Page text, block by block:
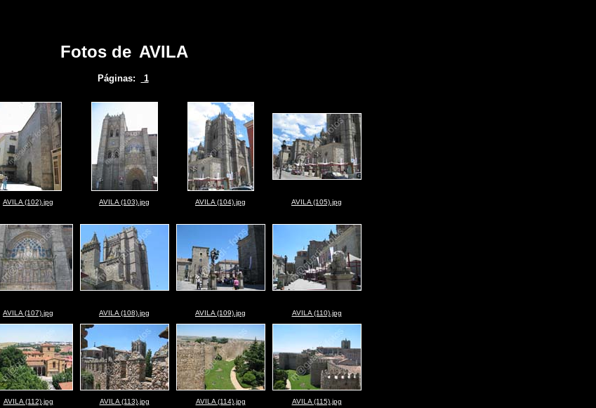
Fotos de AVILA
Páginas: 1
AVILA (102).jpg AVILA (103).jpg AVILA (104).jpg AVILA (105).jpg
AVILA (107).jpg AVILA (108).jpg AVILA (109).jpg AVILA (110).jpg
AVILA (112).jpg AVILA (113).jpg AVILA (114).jpg AVILA (115).jpg